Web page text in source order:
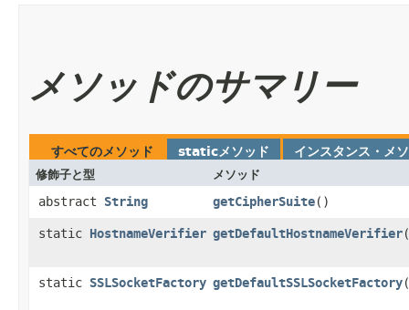
メソッドのサマリー
すべてのメソッド staticメソッド インスタンス・メ
修飾子と型 メソッド
abstract String getCipherSuite()
static HostnameVerifier getDefaultHostnameVerifier
static SSLSocketFactory getDefaultSSLSocketFactory